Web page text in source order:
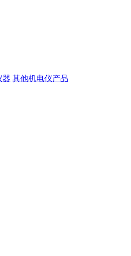
器 其他机电仪产品